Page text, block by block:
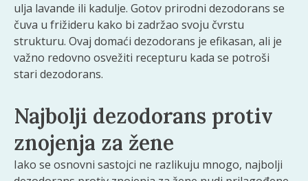
ulja lavande ili kadulje. Gotov prirodni dezodorans se
čuva u frižideru kako bi zadržao svoju čvrstu
strukturu. Ovaj domaći dezodorans je efikasan, ali je
važno redovno osvežiti recepturu kada se potroši
stari dezodorans.
Najbolji dezodorans protiv
znojenja za žene
Iako se osnovni sastojci ne razlikuju mnogo, najbolji